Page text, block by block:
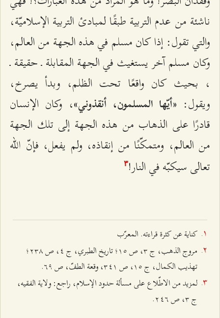
ناشئة من عدم التربية طبقًا لمبادئ التربية الإسلاميّة،
والتي تقول: إذا كان مسلم في هذه الجهة من العالم،
وكان مسلم آخر يستغيث في الجهة المقابلة ـ حقيقة ـ
، بحيث كان واقعًا تحت الظلم، وبدأ يصرخ،
ويقول: «أيّها المسلمون، أنقذوني»، وكان الإنسان
قادرًا على الذهاب من هذه الجهة إلى تلك الجهة
من العالم، ومتمكّنًا من إنقاذه، ولم يفعل، فإنّ الله
تعالى سيكبّه في النار!٣
كناية عن كثرة قراءته. المعرّب
مروج الذهب، ج ٣، ص ۱٥؛ تاريخ الطبري، ج ٤، ص ٢٣۸؛
تهذيب الكمال، ج ۱٥، ص ٣٤۱، وقعة الطفّ، ص ٦٩.
لمزيد من الاطّلاع على مسألة حدود الإسلام، راجع: ولاية الفقيه،
ج ٣، ص ٢٤٦.